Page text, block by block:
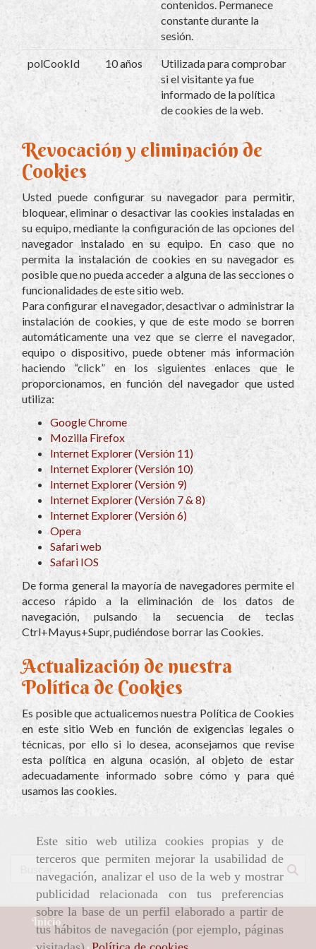
Este sitio web utiliza cookies propias y de
terceros que permiten mejorar la usabilidad de
navegación, analizar el uso de la web y mostrar
publicidad relacionada con tus preferencias
sobre la base de un perfil elaborado a partir de
tus hábitos de navegación (por ejemplo, páginas
contenidos. Permanece
constante durante la
sesión.
polCookId 10 años
Utilizada para comprobar
si el visitante ya fue
informado de la política
de cookies de la web.
Revocación y eliminación de
Cookies
Usted puede configurar su navegador para permitir,
bloquear, eliminar o desactivar las cookies instaladas en
su equipo, mediante la configuración de las opciones del
navegador instalado en su equipo. En caso que no
permita la instalación de cookies en su navegador es
posible que no pueda acceder a alguna de las secciones o
funcionalidades de este sitio web.
Para configurar el navegador, desactivar o administrar la
instalación de cookies, y que de este modo se borren
automáticamente una vez que se cierre el navegador,
equipo o dispositivo, puede obtener más información
haciendo “click” en los siguientes enlaces que le
proporcionamos, en función del navegador que usted
utiliza:
Google Chrome
Mozilla Firefox
Internet Explorer (Versión 11)
Internet Explorer (Versión 10)
Internet Explorer (Versión 9)
Internet Explorer (Versión 7 & 8)
Internet Explorer (Versión 6)
Opera
Safari web
Safari IOS
De forma general la mayoría de navegadores permite el
acceso rápido a la eliminación de los datos de
navegación, pulsando la secuencia de teclas
Ctrl+Mayus+Supr, pudiéndose borrar las Cookies.
Actualización de nuestra
Política de Cookies
Es posible que actualicemos nuestra Política de Cookies
en este sitio Web en función de exigencias legales o
técnicas, por ello si lo desea, aconsejamos que revise
esta política en alguna ocasión, al objeto de estar
adecuadamente informado sobre cómo y para qué
usamos las cookies.
Inicio